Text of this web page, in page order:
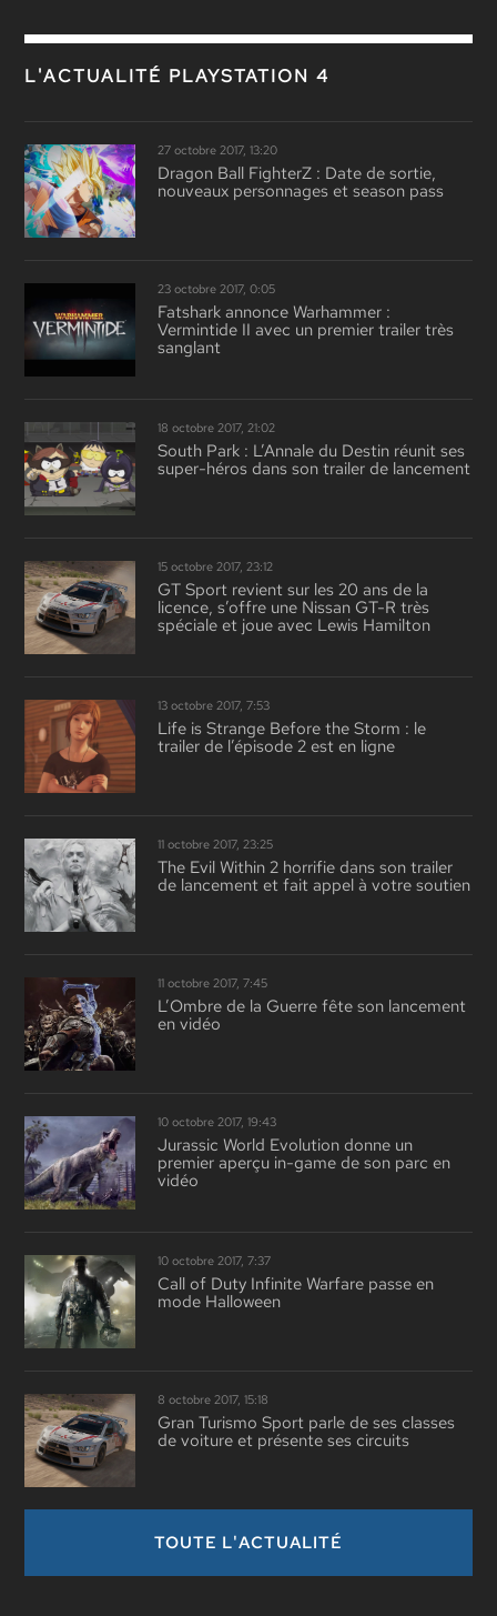
L'ACTUALITÉ PLAYSTATION 4
27 octobre 2017, 13:20
Dragon Ball FighterZ : Date de sortie,
nouveaux personnages et season pass
23 octobre 2017, 0:05
Fatshark annonce Warhammer :
Vermintide II avec un premier trailer très
sanglant
18 octobre 2017, 21:02
South Park : L’Annale du Destin réunit ses
super-héros dans son trailer de lancement
15 octobre 2017, 23:12
GT Sport revient sur les 20 ans de la
licence, s’offre une Nissan GT-R très
spéciale et joue avec Lewis Hamilton
13 octobre 2017, 7:53
Life is Strange Before the Storm : le
trailer de l’épisode 2 est en ligne
11 octobre 2017, 23:25
The Evil Within 2 horrifie dans son trailer
de lancement et fait appel à votre soutien
11 octobre 2017, 7:45
L’Ombre de la Guerre fête son lancement
en vidéo
10 octobre 2017, 19:43
Jurassic World Evolution donne un
premier aperçu in-game de son parc en
vidéo
10 octobre 2017, 7:37
Call of Duty Infinite Warfare passe en
mode Halloween
8 octobre 2017, 15:18
Gran Turismo Sport parle de ses classes
de voiture et présente ses circuits
TOUTE L'ACTUALITÉ